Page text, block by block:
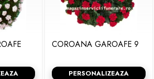
COROANA GAROAFE 9
PERSONALIZEAZA